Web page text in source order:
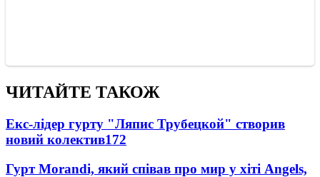
ЧИТАЙТЕ ТАКОЖ
Екс-лідер гурту "Ляпис Трубецкой" створив
новий колектив172
Гурт Morandi, який співав про мир у хіті Angels,